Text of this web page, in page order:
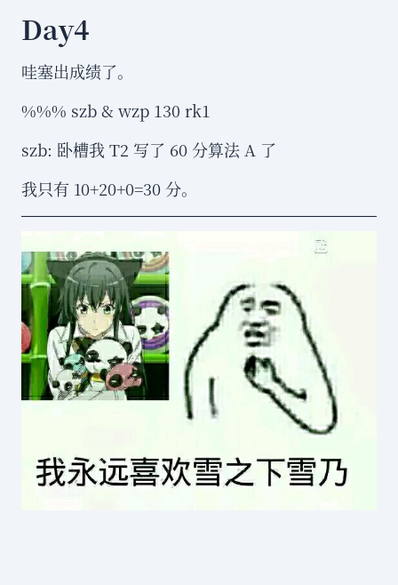
Day4
哇塞出成绩了。
%%% szb & wzp 130 rk1
szb: 卧槽我 T2 写了 60 分算法 A 了
我只有 10+20+0=30 分。